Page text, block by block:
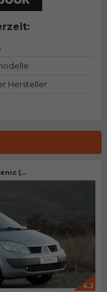
(...
4.2
Hersteller